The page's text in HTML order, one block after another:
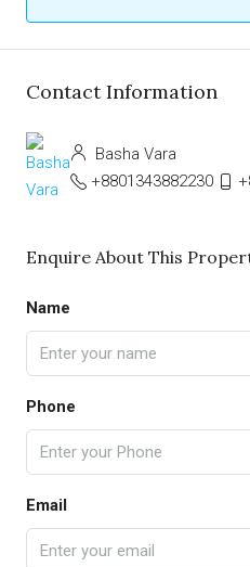
Contact Information
Basha Vara
+8801343882230
Enquire About This
Name
Phone
Email